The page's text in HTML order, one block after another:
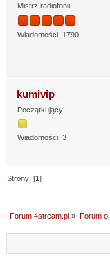
Mistrz radiofonii
Wiadomości: 1790
kumivip
Początkujący
Wiadomości: 3
Strony: [1]
Forum 4stream.pl » Forum o